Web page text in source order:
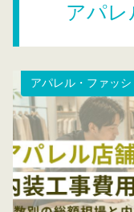
アパレ
アパレル・ファッシ